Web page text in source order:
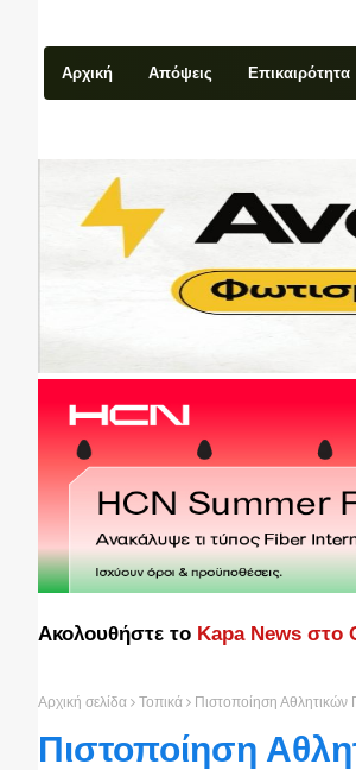
Αρχική Απόψεις Επικαιρότητα
Ακολουθήστε το Kapa News στο
Αρχική σελίδα Τοπικά Πιστοποίηση
Πιστοποίηση